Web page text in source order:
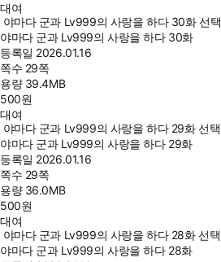
대여
야마다 군과 Lv999의 사랑을 하다 30화 선택
야마다 군과 Lv999의 사랑을 하다 30화
등록일 2026.01.16
쪽수 29쪽
용량 39.4MB
500원
대여
야마다 군과 Lv999의 사랑을 하다 29화 선택
야마다 군과 Lv999의 사랑을 하다 29화
등록일 2026.01.16
쪽수 29쪽
용량 36.0MB
500원
대여
야마다 군과 Lv999의 사랑을 하다 28화 선택
야마다 군과 Lv999의 사랑을 하다 28화